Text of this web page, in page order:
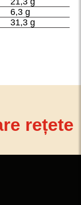
6,3 g
31,3 g
rețete